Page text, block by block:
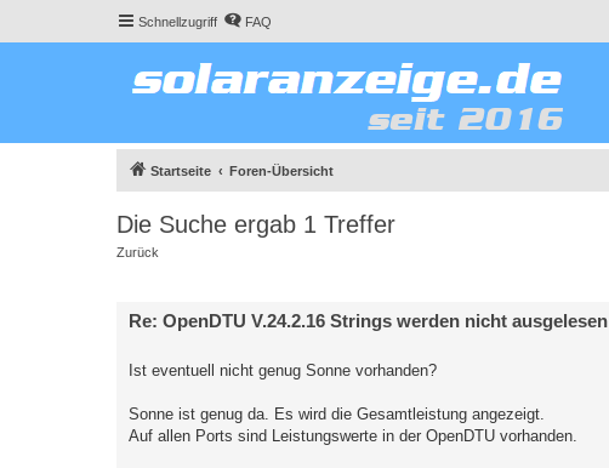
Schnellzugriff FAQ
Startseite Foren-Übersicht
Die Suche ergab 1 Treffer
Zurück
Re: OpenDTU V.24.2.16 Strings werden nicht ausgelesen
Ist eventuell nicht genug Sonne vorhanden?
Sonne ist genug da. Es wird die Gesamtleistung angezeigt.
Auf allen Ports sind Leistungswerte in der OpenDTU vorhanden.